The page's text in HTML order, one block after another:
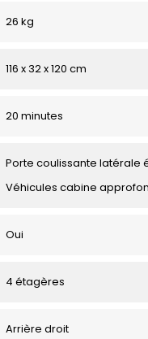
26 kg
116 x 32 x 120 cm
20 minutes
Porte coulissante latérale
Véhicules cabine
Oui
4 étagères
Arrière droit